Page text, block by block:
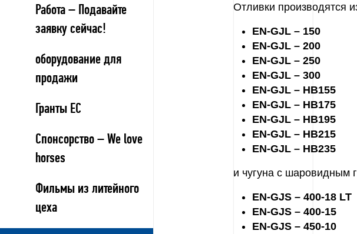
Работа – Подавайте
заявку сейчас!
оборудование для
продажи
Гранты ЕС
Спонсорство – We love
horses
Фильмы из литейного
цеха
Отливки производятся
EN-GJL – 150
EN-GJL – 200
EN-GJL – 250
EN-GJL – 300
EN-GJL – HB155
EN-GJL – HB175
EN-GJL – HB195
EN-GJL – HB215
EN-GJL – HB235
и чугуна с шаровидным
EN-GJS – 400-18 LT
EN-GJS – 400-15
EN-GJS – 450-10